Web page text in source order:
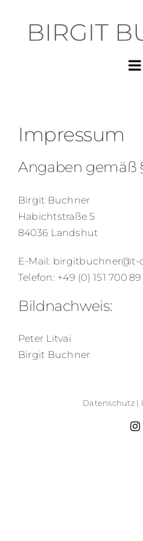
springen
Impressum
Angaben gemäß
Birgit Buchner
Habichtstraße 5
84036 Landshut
E-Mail: birgitbuchner@t-
Telefon: +49 (0) 151 700
Bildnachweis:
Peter Litvai
Birgit Buchner
Datenschutz|